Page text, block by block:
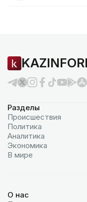
Разделы
Происшествия
Политика
Аналитика
Экономика
В мире
О нас